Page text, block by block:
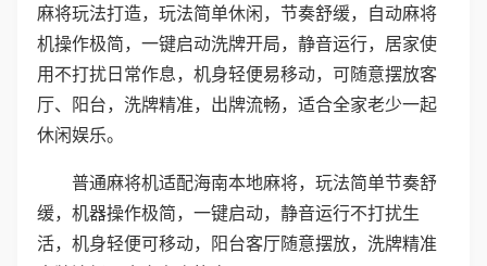
麻将玩法打造，玩法简单休闲，节奏舒缓，自动麻将
机操作极简，一键启动洗牌开局，静音运行，居家使
用不打扰日常作息，机身轻便易移动，可随意摆放客
厅、阳台，洗牌精准，出牌流畅，适合全家老少一起
休闲娱乐。
普通麻将机适配海南本地麻将，玩法简单节奏舒
缓，机器操作极简，一键启动，静音运行不打扰生
活，机身轻便可移动，阳台客厅随意摆放，洗牌精准